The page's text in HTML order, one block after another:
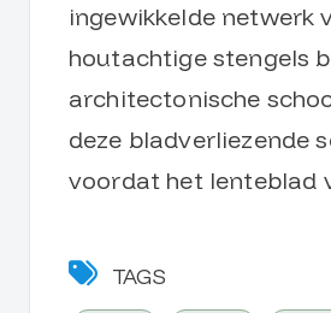
ingewikkelde netwerk
houtachtige stengels
architectonische
deze bladverliezende
voordat het lenteblad
TAGS